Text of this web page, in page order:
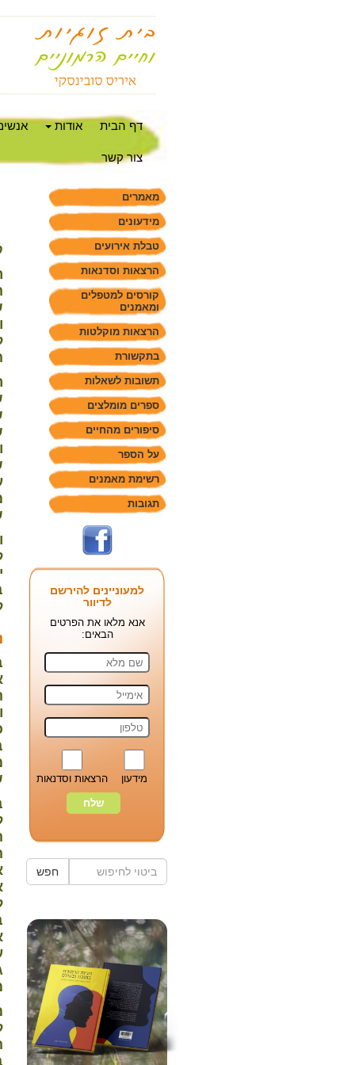
דף הבית אודות
צור קשר
מאמרים
מידעונים
טבלת אירועים
הרצאות וסדנאות
קורסים למטפלים
ומאמנים
הרצאות מוקלטות
בתקשורת
תשובות לשאלות
ספרים מומלצים
סיפורים מהחיים
על הספר
רשימת מאמנים
תגובות
למעוניינים להירשם
לדיוור
אנא מלאו את הפרטים
הבאים:
מידעון הרצאות וסדנאות
חפש